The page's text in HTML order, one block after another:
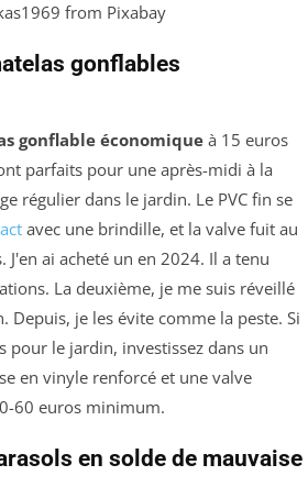
from Pixabay
gonflables
gonflable économiqueà 15 euros
parfaits pour une après-midi à la
régulier dans le jardin. Le PVC fin se
avec une brindille, et la valve fuit au
J'en ai acheté un en 2024. Il a tenu
La deuxième, je me suis réveillé
Depuis, je les évite comme la peste. Si
pour le jardin, investissez dans un
en vinyle renforcé et une valve
60 euros minimum.
en solde de mauvaise